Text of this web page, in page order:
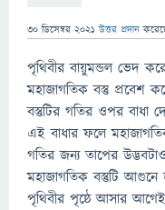
30 ডিসেম্বর 2021 উত্তর প্রদান
পৃথিবীর বায়ুমন্ডল ভেদ
মহাজাগতিক বস্তু প্রবেশ
বস্তুটির গতির ওপর বাধা
এই বাধার ফলে
গতির জন্য তাপের
মহাজাগতিক বস্তুটি আগুনে
পৃথিবীর পৃষ্ঠে আসার